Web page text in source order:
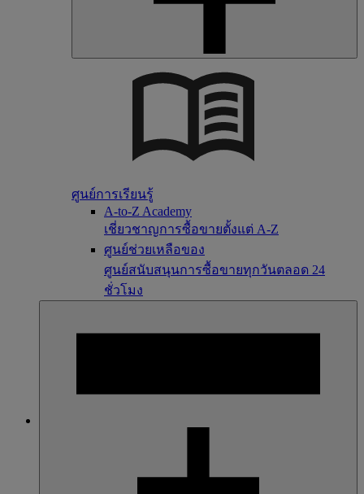
ศูนย์การเรียนรู้
A-to-Z Academy
เชี่ยวชาญการซื้อขายตั้งแต่ A-Z
ศูนย์ช่วยเหลือของ
ศูนย์สนับสนุนการซื้อขายทุกวันตลอด 24
ชั่วโมง